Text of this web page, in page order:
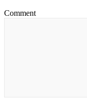
Comment